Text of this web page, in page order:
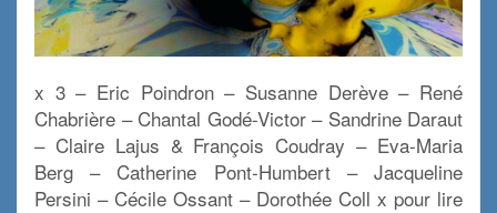
x 3 – Eric Poindron – Susanne Derève – René
Chabrière – Chantal Godé-Victor – Sandrine Daraut
– Claire Lajus & François Coudray – Eva-Maria
Berg – Catherine Pont-Humbert – Jacqueline
Persini – Cécile Ossant – Dorothée Coll x pour lire